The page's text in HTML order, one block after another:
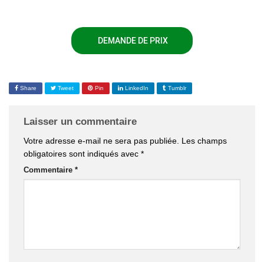
DEMANDE DE PRIX
Share Tweet Pin LinkedIn Tumblr
Laisser un commentaire
Votre adresse e-mail ne sera pas publiée. Les champs
obligatoires sont indiqués avec *
Commentaire *